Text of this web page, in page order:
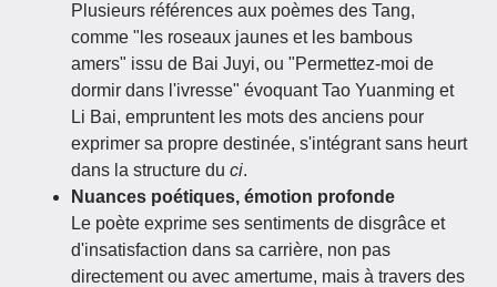
Plusieurs références aux poèmes des Tang,
comme "les roseaux jaunes et les bambous
amers" issu de Bai Juyi, ou "Permettez-moi de
dormir dans l'ivresse" évoquant Tao Yuanming et
Li Bai, empruntent les mots des anciens pour
exprimer sa propre destinée, s'intégrant sans heurt
dans la structure du ci.
Nuances poétiques, émotion profonde
Le poète exprime ses sentiments de disgrâce et
d'insatisfaction dans sa carrière, non pas
directement ou avec amertume, mais à travers des